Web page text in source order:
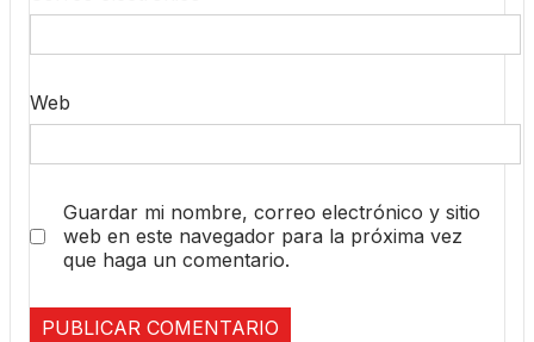
Web
Guardar mi nombre, correo electrónico y sitio
web en este navegador para la próxima vez
que haga un comentario.